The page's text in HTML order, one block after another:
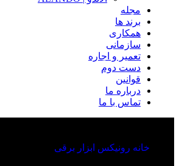
مجله
برند ها
همکاری
سازمانی
تعمیر و اجاره
دست دوم
قوانین
درباره ما
تماس با ما
خانه رونیکس ابزار برقی